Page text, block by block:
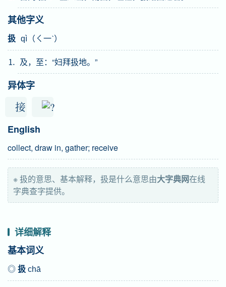
其他字义
扱 qì（ㄑ一ˋ）
⒈ 及，至：“妇拜扱地。”
异体字
接
English
collect, draw in, gather; receive
※ 扱的意思、基本解释，扱是什么意思由大字典网在线
字典查字提供。
详细解释
基本词义
◎扱 chā